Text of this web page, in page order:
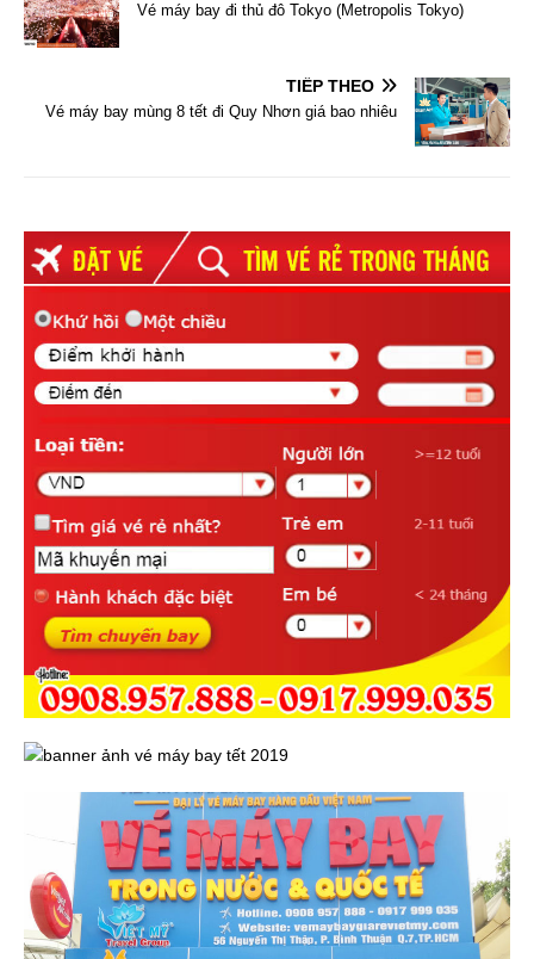
Vé máy bay đi thủ đô Tokyo (Metropolis Tokyo)
TIẾP THEO
Vé máy bay mùng 8 tết đi Quy Nhơn giá bao nhiêu